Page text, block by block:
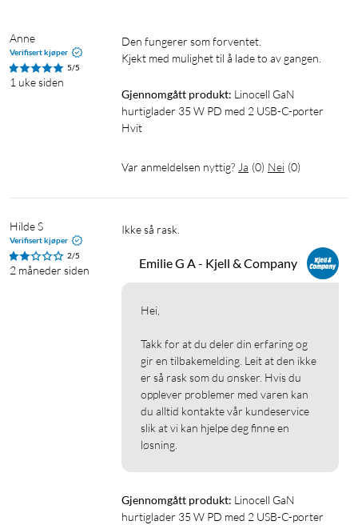
Anne
Verifisert kjøper
5/5
1 uke siden
Den fungerer som forventet.
Kjekt med mulighet til å lade to av gangen.
Gjennomgått produkt: Linocell GaN
hurtiglader 35 W PD med 2 USB-C-porter
Hvit
Var anmeldelsen nyttig? Ja (0) Nei (0)
Hilde S
Verifisert kjøper
2/5
2 måneder siden
Ikke så rask.
Emilie G A - Kjell & Company
Hei,
Takk for at du deler din erfaring og
gir en tilbakemelding. Leit at den ikke
er så rask som du ønsker. Hvis du
opplever problemer med varen kan
du alltid kontakte vår kundeservice
slik at vi kan hjelpe deg finne en
løsning.
Gjennomgått produkt: Linocell GaN
hurtiglader 35 W PD med 2 USB-C-porter